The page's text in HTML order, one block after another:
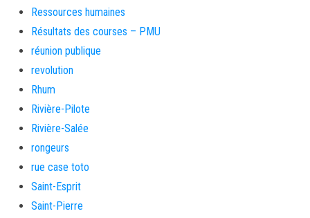
Ressources humaines
Résultats des courses – PMU
réunion publique
revolution
Rhum
Rivière-Pilote
Rivière-Salée
rongeurs
rue case toto
Saint-Esprit
Saint-Pierre